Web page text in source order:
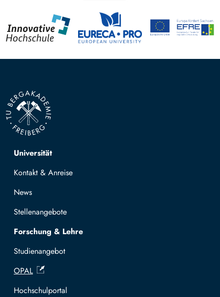
Top navigation
Universität
Kontakt & Anreise
News
Stellenangebote
Forschung & Lehre
Studienangebot
OPAL
Hochschulportal